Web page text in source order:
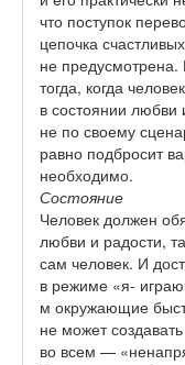
что поступок
цепочка
не предусмотрена.
тогда, когда человек
в состоянии любви
не по своему
равно подбросит
необходимо.
Состояние
Человек должен
любви и радости,
сам человек. И
в режиме «я-
м окружающие
не может
во всем —